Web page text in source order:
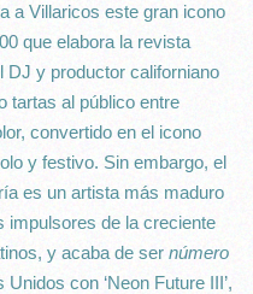
a Villaricos este gran icono
que elabora la revista
DJ y productor californiano
tartas al público entre
convertido en el icono
y festivo. Sin embargo, el
es un artista más maduro
impulsores de la creciente
y acaba de ser número
Unidos con ‘Neon Future III’,